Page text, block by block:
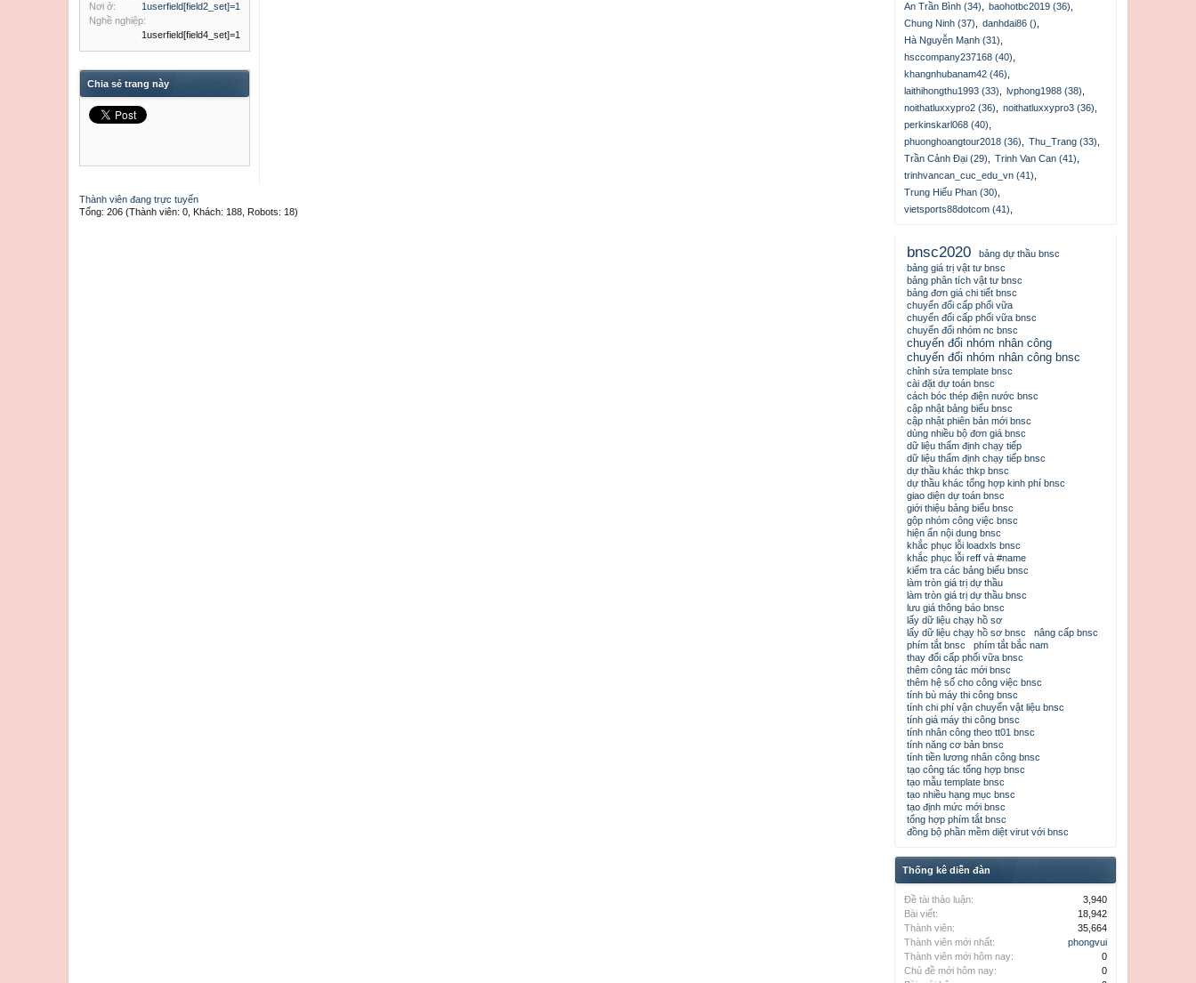
Nơi ở:
1userfield[field2_set]=1
Nghề nghiệp:
1userfield[field4_set]=1
Chia sẻ trang này
Thành viên đang trực tuyến
Tổng: 206 (Thành viên: 0, Khách: 188, Robots: 18)
An Trần Bình (34)
baohotbc2019 (36)
Chung Ninh (37)
danhdai86 ()
Hà Nguyễn Mạnh (31)
hsccompany237168 (40)
khangnhubanam42 (46)
laithihongthu1993 (33)
lvphong1988 (38)
noithatluxxypro2 (36)
noithatluxxypro3 (36)
perkinskarl068 (40)
phuonghoangtour2018 (36)
Thu_Trang (33)
Trần Cảnh Đại (29)
Trinh Van Can (41)
trinhvancan_cuc_edu_vn (41)
Trung Hiếu Phan (30)
vietsports88dotcom (41)
bnsc2020
bảng dự thầu bnsc
bảng giá trị vật tư bnsc
bảng phân tích vật tư bnsc
bảng đơn giá chi tiết bnsc
chuyển đổi cấp phối vữa
chuyển đổi cấp phối vữa bnsc
chuyển đổi nhóm nc bnsc
chuyển đổi nhóm nhân công
chuyển đổi nhóm nhân công bnsc
chỉnh sửa template bnsc
cài đặt dự toán bnsc
cách bóc thép điện nước bnsc
cập nhật bảng biểu bnsc
cập nhật phiên bản mới bnsc
dùng nhiều bộ đơn giá bnsc
dữ liệu thẩm định chạy tiếp
dữ liệu thẩm định chạy tiếp bnsc
dự thầu khác thkp bnsc
dự thầu khác tổng hợp kinh phí bnsc
giao diện dự toán bnsc
giới thiệu bảng biểu bnsc
gộp nhóm công việc bnsc
hiện ẩn nội dung bnsc
khắc phục lỗi loadxls bnsc
khắc phục lỗi reff và #name
kiểm tra các bảng biểu bnsc
làm tròn giá trị dự thầu
làm tròn giá trị dự thầu bnsc
lưu giá thông báo bnsc
lấy dữ liệu chạy hồ sơ
lấy dữ liệu chạy hồ sơ bnsc
nâng cấp bnsc
phím tắt bnsc
phím tắt bắc nam
thay đổi cấp phối vữa bnsc
thêm công tác mới bnsc
thêm hệ số cho công việc bnsc
tính bù máy thi công bnsc
tính chi phí vận chuyển vật liệu bnsc
tính giá máy thi công bnsc
tính nhân công theo tt01 bnsc
tính năng cơ bản bnsc
tính tiền lương nhân công bnsc
tạo công tác tổng hợp bnsc
tạo mẫu template bnsc
tạo nhiều hạng mục bnsc
tạo định mức mới bnsc
tổng hợp phím tắt bnsc
đồng bộ phần mềm diệt virut với bnsc
Thống kê diễn đàn
Đề tài thảo luận:
3,940
Bài viết:
18,942
Thành viên:
35,664
Thành viên mới nhất:
phongvui
Thành viên mới hôm nay:
0
Chủ đề mới hôm nay:
0